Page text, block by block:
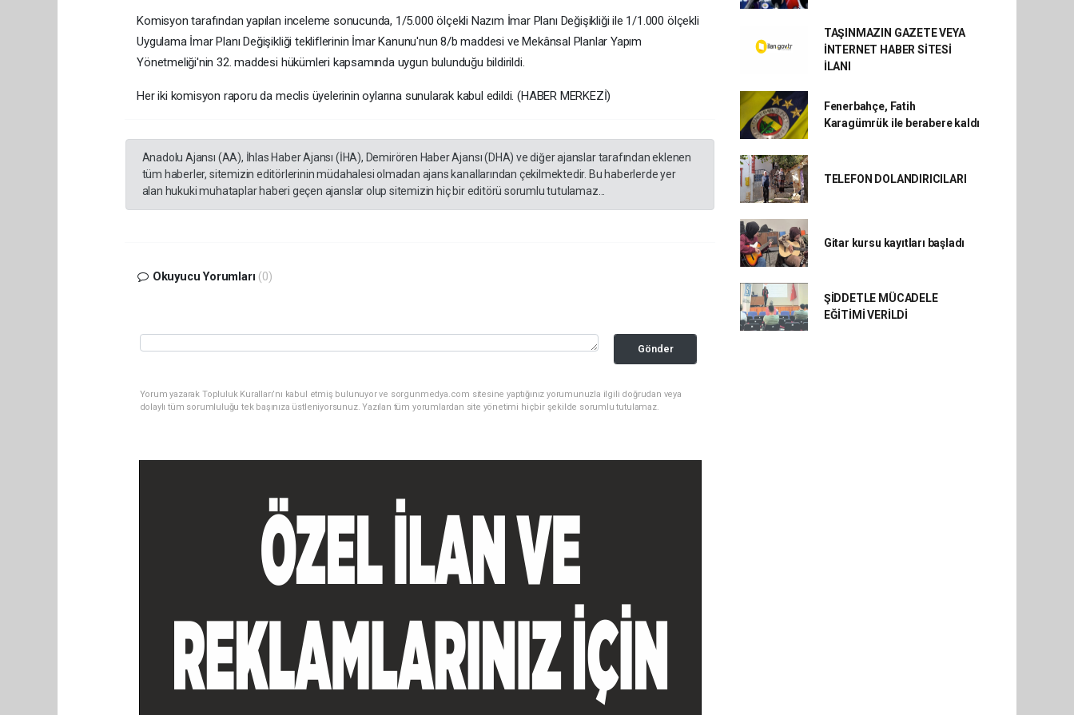
Komisyon tarafından yapılan inceleme sonucunda, 1/5.000 ölçekli Nazım İmar Planı Değişikliği ile 1/1.000 ölçekli
Uygulama İmar Planı Değişikliği tekliflerinin İmar Kanunu'nun 8/b maddesi ve Mekânsal Planlar Yapım
Yönetmeliği'nin 32. maddesi hükümleri kapsamında uygun bulunduğu bildirildi.
Her iki komisyon raporu da meclis üyelerinin oylarına sunularak kabul edildi. (HABER MERKEZİ)
Anadolu Ajansı (AA), İhlas Haber Ajansı (İHA), Demirören Haber Ajansı (DHA) ve diğer ajanslar tarafından eklenen
tüm haberler, sitemizin editörlerinin müdahalesi olmadan ajans kanallarından çekilmektedir. Bu haberlerde yer
alan hukuki muhataplar haberi geçen ajanslar olup sitemizin hiç bir editörü sorumlu tutulamaz...
Okuyucu Yorumları (0)
Gönder
Yorum yazarak Topluluk Kuralları’nı kabul etmiş bulunuyor ve sorgunmedya.com sitesine yaptığınız yorumunuzla ilgili doğrudan veya
dolaylı tüm sorumluluğu tek başınıza üstleniyorsunuz. Yazılan tüm yorumlardan site yönetimi hiçbir şekilde sorumlu tutulamaz.
TAŞINMAZIN GAZETE VEYA
İNTERNET HABER SİTESİ
İLANI
Fenerbahçe, Fatih
Karagümrük ile berabere kaldı
TELEFON DOLANDIRICILARI
Gitar kursu kayıtları başladı
ŞİDDETLE MÜCADELE
EĞİTİMİ VERİLDİ